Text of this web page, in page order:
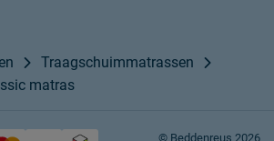
Traagschuimmatrassen
matras
© Beddenreus 2026